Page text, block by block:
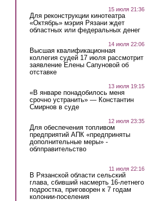
15 июля 21:36
Для реконструкции кинотеатра
«Октябрь» мэрия Рязани ждет
областных или федеральных денег
14 июля 22:06
Высшая квалификационная
коллегия судей 17 июля рассмотрит
заявление Елены Сапуновой об
отставке
13 июля 19:15
«В январе понадобилось меня
срочно устранить» — Константин
Смирнов в суде
12 июля 23:35
Для обеспечения топливом
предприятий АПК «предприняты
дополнительные меры» -
облправительство
11 июля 22:16
В Рязанской области сельский
глава, сбивший насмерть 16-летнего
подростка, приговорен к 7 годам
колонии-поселения